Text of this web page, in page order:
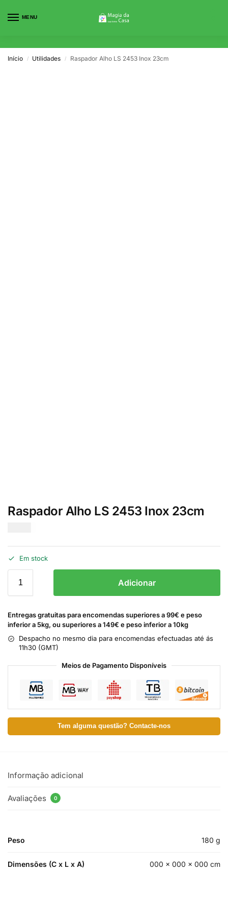
MENU
Início / Utilidades / Raspador Alho LS 2453 Inox 23cm
Raspador Alho LS 2453 Inox 23cm
Em stock
Adicionar
Entregas gratuitas para encomendas superiores a 99€ e peso
inferior a 5kg, ou superiores a 149€ e peso inferior a 10kg
Despacho no mesmo dia para encomendas efectuadas até ás
11h30 (GMT)
Meios de Pagamento Disponíveis
Tem alguma questão? Contacte-nos
Informação adicional
Avaliações 0
Peso 180 g
Dimensões (C x L x A) 000 × 000 × 000 cm